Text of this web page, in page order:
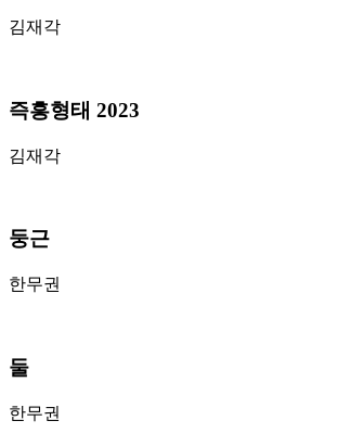
김재각
즉흥형태 2023
김재각
둥근
한무권
둘
한무권